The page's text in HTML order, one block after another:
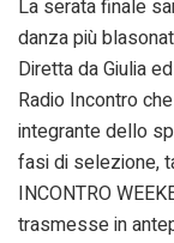
La serata finale
danza più
Diretta da Giulia
Radio Incontro
integrante dello
fasi di selezione,
INCONTRO
trasmesse in